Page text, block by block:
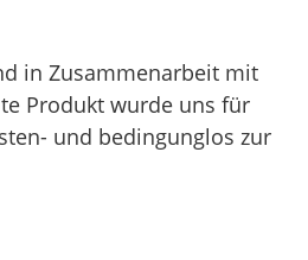
in Zusammenarbeit mit
Produkt wurde uns für
und bedingunglos zur